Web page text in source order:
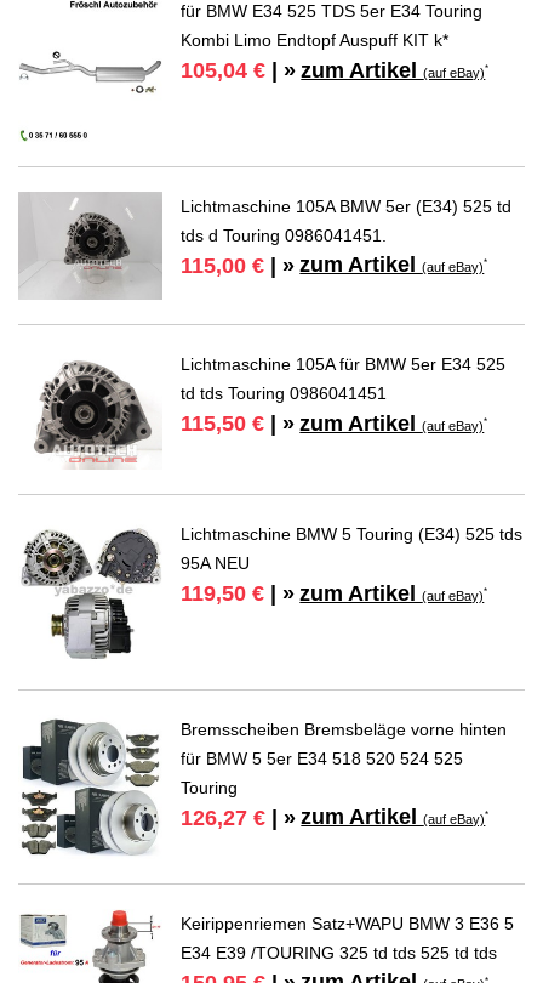
für BMW E34 525 TDS 5er E34 Touring
Kombi Limo Endtopf Auspuff KIT k*
105,04 € | » zum Artikel(auf eBay)*
Lichtmaschine 105A BMW 5er (E34) 525 td
tds d Touring 0986041451.
115,00 € | » zum Artikel(auf eBay)*
Lichtmaschine 105A für BMW 5er E34 525
td tds Touring 0986041451
115,50 € | » zum Artikel(auf eBay)*
Lichtmaschine BMW 5 Touring (E34) 525 tds
95A NEU
119,50 € | » zum Artikel(auf eBay)*
Bremsscheiben Bremsbeläge vorne hinten
für BMW 5 5er E34 518 520 524 525
Touring
126,27 € | » zum Artikel(auf eBay)*
Keirippenriemen Satz+WAPU BMW 3 E36 5
E34 E39 /TOURING 325 td tds 525 td tds